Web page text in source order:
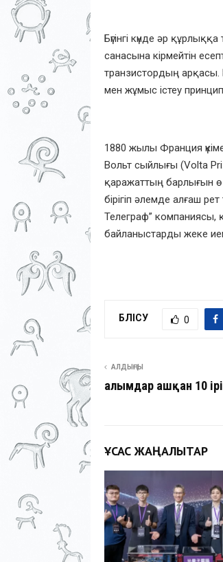
Бүгінгі күнде әр
санасына кірмейтін
транзистордың
мен жұмыс істеу
1880 жылы Франция
Вольт сыйлығы (Volta
қаражаттың барлығын
бірігіп әлемде алғаш
Телеграф”
байланыстарды жеке
БӨЛІСУ 0
АЛДЫҢҒЫ
Ғалымдар ашқан 10
ҰҚСАС ЖАҢАЛЫҚТАР